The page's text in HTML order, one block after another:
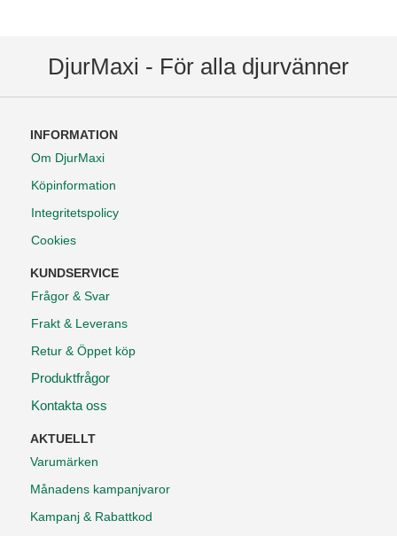
DjurMaxi - För alla djurvänner
INFORMATION
Om DjurMaxi
Köpinformation
Integritetspolicy
Cookies
KUNDSERVICE
Frågor & Svar
Frakt & Leverans
Retur & Öppet köp
Produktfrågor
Kontakta oss
AKTUELLT
Varumärken
Månadens kampanjvaror
Kampanj & Rabattkod